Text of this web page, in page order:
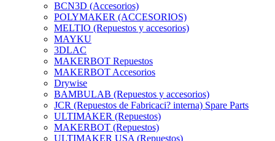
BCN3D (Accesorios)
POLYMAKER (ACCESORIOS)
MELTIO (Repuestos y accesorios)
MAYKU
3DLAC
MAKERBOT Repuestos
MAKERBOT Accesorios
Drywise
BAMBULAB (Repuestos y accesorios)
JCR (Repuestos de Fabricaci? interna) Spare Parts
ULTIMAKER (Repuestos)
MAKERBOT (Repuestos)
ULTIMAKER USA (Repuestos)